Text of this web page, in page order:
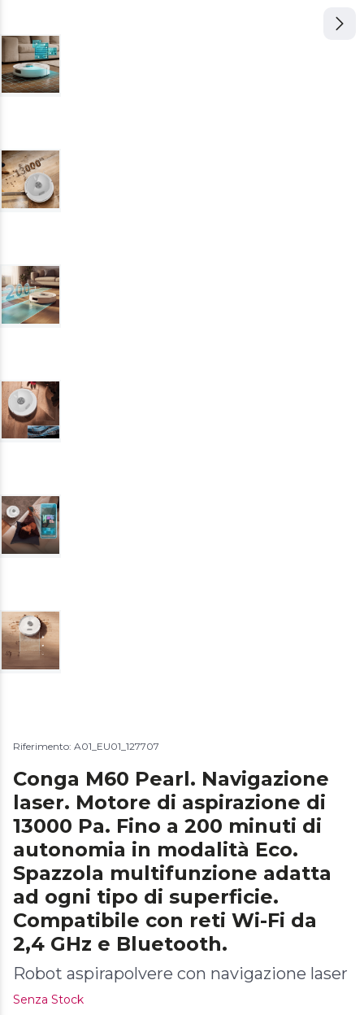
Riferimento: A01_EU01_127707
Conga M60 Pearl. Navigazione
laser. Motore di aspirazione di
13000 Pa. Fino a 200 minuti di
autonomia in modalità Eco.
Spazzola multifunzione adatta
ad ogni tipo di superficie.
Compatibile con reti Wi-Fi da
2,4 GHz e Bluetooth.
Robot aspirapolvere con navigazione laser
Senza Stock